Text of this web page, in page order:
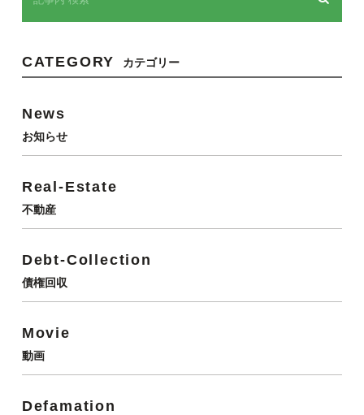
CATEGORY カテゴリー
News
お知らせ
Real-Estate
不動産
Debt-Collection
債権回収
Movie
動画
Defamation